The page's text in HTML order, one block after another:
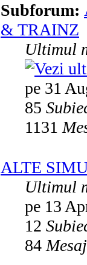
Subforum:
& TRAINZ
Ultimul
pe 31
85
1131
ALTE
Ultimul
pe 13
12
84